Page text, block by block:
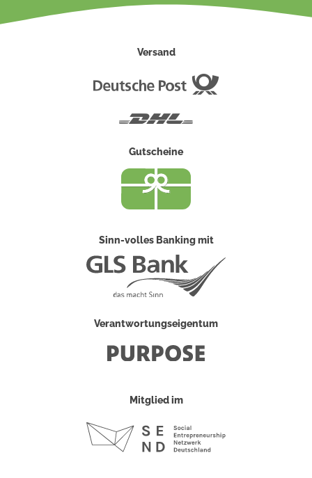
Versand
Gutscheine
Sinn-volles Banking mit
Verantwortungseigentum
Mitglied im